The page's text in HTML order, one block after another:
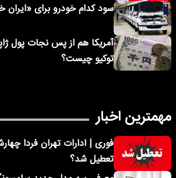
سود کدام خودرو برای «ایران
آمریکا هم از پس نجات پول
توکیو چیست؟
مهمترین اخبار
تعطیل شد؟